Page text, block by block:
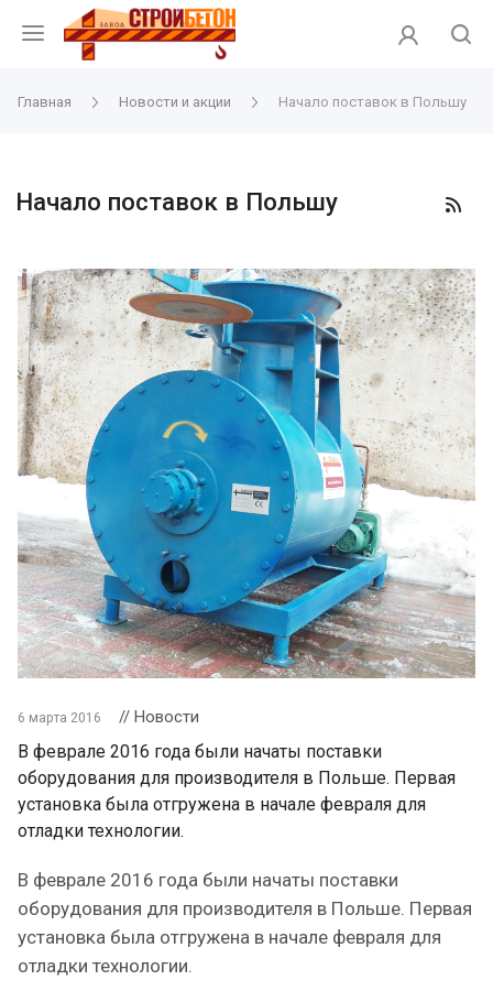
Главная Новости и акции Начало поставок в Польшу
Начало поставок в Польшу
6 марта 2016 // Новости
В феврале 2016 года были начаты поставки
оборудования для производителя в Польше. Первая
установка была отгружена в начале февраля для
отладки технологии.
В феврале 2016 года были начаты поставки
оборудования для производителя в Польше. Первая
установка была отгружена в начале февраля для
отладки технологии.